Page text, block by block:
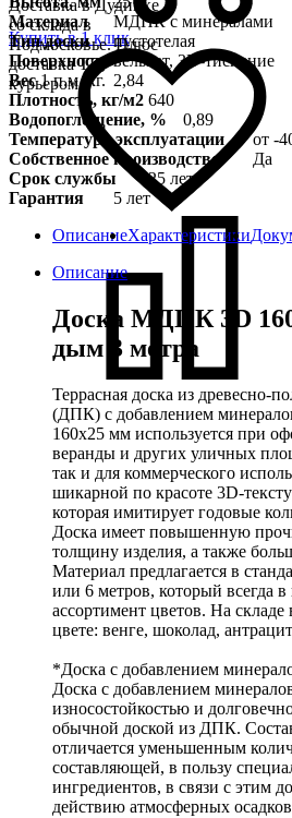
Доставка в Дудинке
со склада в
Подмосковье. Плюс
доставка ТК,
курьером
Купить в 1 клик
Материал
МДПК с минералами
Тип доски
пустотелая
Поверхность вельвет, 3D-тиснение
Вес1 п.м./кг. 2,84
Плотность, кг/м2 640
Водопоглощение, %
0,89
Температура эксплуатации
от -
Собственное производство
Да
Срок службы
25 лет
Гарантия
5 лет
ОписаниеХарактеристики
Описание
Доска МДПК 3D
дым 3 метра
Террасная доска из древесно-
(ДПК) с добавлением
160х25 мм используется при
веранды и других уличных
так и для коммерческого
шикарной по красоте 3D-
которая имитирует годовые
Доска имеет повышенную
толщину изделия, а также
Материал предлагается в
или 6 метров, который всегда
ассортимент цветов. На складе
цвете: венге, шоколад,
*Доска с добавлением
Доска с добавлением
износостойкостью и
обычной доской из ДПК.
отличается уменьшенным
составляющей, в пользу
ингредиентов, в связи с этим
действию атмосферных